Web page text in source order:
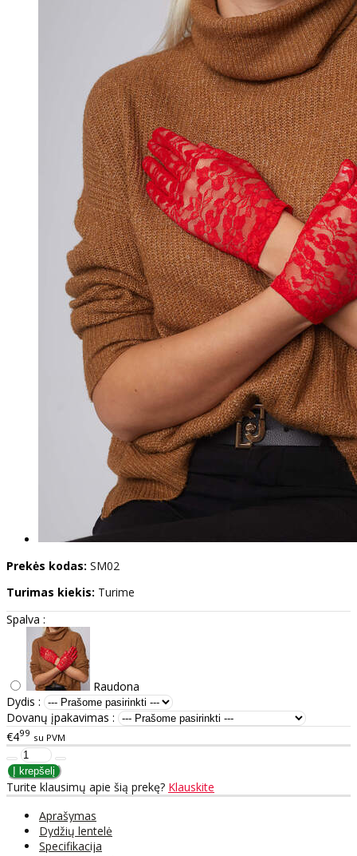
Prekės kodas: SM02
Turimas kiekis: Turime
Spalva :
Raudona
Dydis :
Dovanų įpakavimas :
€499 su PVM
Turite klausimų apie šią prekę? Klauskite
Aprašymas
Dydžių lentelė
Specifikacija